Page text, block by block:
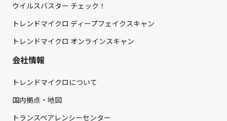
ウイルスバスター チェック！
トレンドマイクロ ディープフェイクスキャン
トレンドマイクロ オンラインスキャン
会社情報
トレンドマイクロについて
国内拠点・地図
トランスペアレンシーセンター